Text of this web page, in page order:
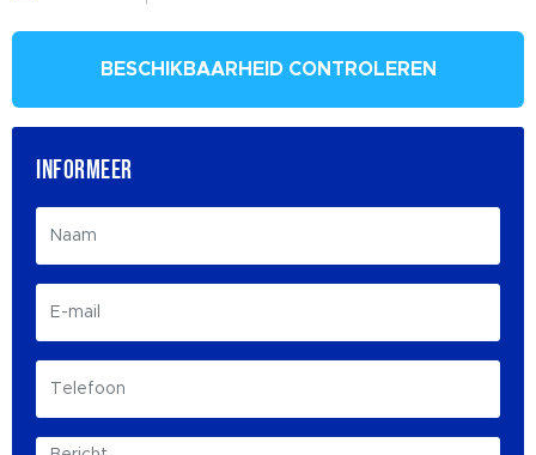
BESCHIKBAARHEID CONTROLEREN
INFORMEER